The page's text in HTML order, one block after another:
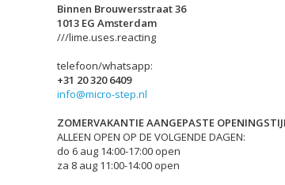
Binnen Brouwersstraat 36
1013 EG Amsterdam
///lime.uses.reacting
telefoon/whatsapp:
+31 20 320 6409
info@micro-step.nl
ZOMERVAKANTIE AANGEPASTE
ALLEEN OPEN OP DE VOLGENDE DAGEN:
do 6 aug 14:00-17:00 open
za 8 aug 11:00-14:00 open